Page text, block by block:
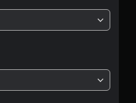
l
i
h
e